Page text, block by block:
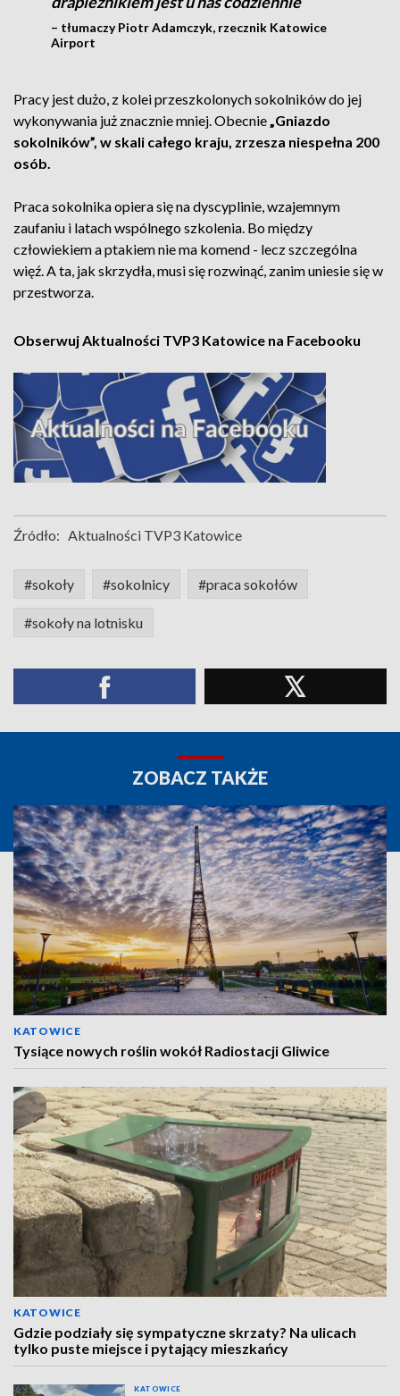
– tłumaczy Piotr Adamczyk, rzecznik Katowice
Airport
Pracy jest dużo, z kolei przeszkolonych sokolników do jej
wykonywania już znacznie mniej. Obecnie „Gniazdo
sokolników”, w skali całego kraju, zrzesza niespełna 200
osób.
Praca sokolnika opiera się na dyscyplinie, wzajemnym
zaufaniu i latach wspólnego szkolenia. Bo między
człowiekiem a ptakiem nie ma komend - lecz szczególna
więź. A ta, jak skrzydła, musi się rozwinąć, zanim uniesie się w
przestworza.
Obserwuj Aktualności TVP3 Katowice na Facebooku
Źródło: Aktualności TVP3 Katowice
#sokoły #sokolnicy #praca sokołów
#sokoły na lotnisku
ZOBACZ TAKŻE
KATOWICE
Tysiące nowych roślin wokół Radiostacji Gliwice
KATOWICE
Gdzie podziały się sympatyczne skrzaty? Na ulicach
tylko puste miejsce i pytający mieszkańcy
KATOWICE